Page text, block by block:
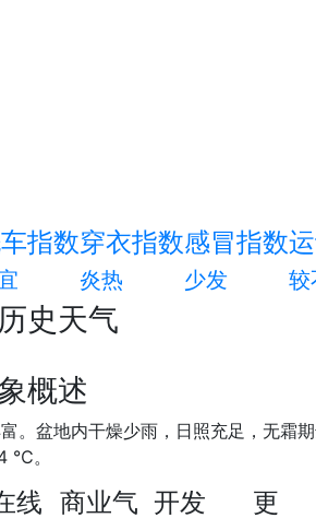
指数穿衣指数
炎热
感冒指数
少发 较
史天气
概述
。盆地内干燥少雨，日照充足，无
℃。
线 商业气 开发
更